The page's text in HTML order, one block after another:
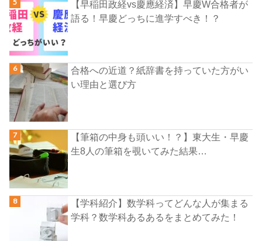
【早稲田政経vs慶應経済】早慶W合格者が
語る！早慶どっちに進学すべき！？
合格への近道？紙辞書を持っていた方がい
い理由と選び方
【筆箱の中身も頭いい！？】東大生・早慶
生8人の筆箱を覗いてみた結果…
【学科紹介】数学科ってどんな人が集まる
学科？数学科あるあるをまとめてみた！